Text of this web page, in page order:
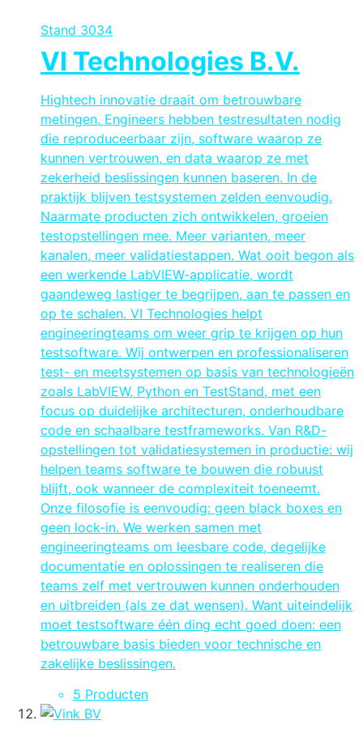
Stand 3034
VI Technologies B.V.
Hightech innovatie draait om betrouwbare
metingen. Engineers hebben testresultaten nodig
die reproduceerbaar zijn, software waarop ze
kunnen vertrouwen, en data waarop ze met
zekerheid beslissingen kunnen baseren. In de
praktijk blijven testsystemen zelden eenvoudig.
Naarmate producten zich ontwikkelen, groeien
testopstellingen mee. Meer varianten, meer
kanalen, meer validatiestappen. Wat ooit begon als
een werkende LabVIEW-applicatie, wordt
gaandeweg lastiger te begrijpen, aan te passen en
op te schalen. VI Technologies helpt
engineeringteams om weer grip te krijgen op hun
testsoftware. Wij ontwerpen en professionaliseren
test- en meetsystemen op basis van technologieën
zoals LabVIEW, Python en TestStand, met een
focus op duidelijke architecturen, onderhoudbare
code en schaalbare testframeworks. Van R&D-
opstellingen tot validatiesystemen in productie: wij
helpen teams software te bouwen die robuust
blijft, ook wanneer de complexiteit toeneemt.
Onze filosofie is eenvoudig: geen black boxes en
geen lock-in. We werken samen met
engineeringteams om leesbare code, degelijke
documentatie en oplossingen te realiseren die
teams zelf met vertrouwen kunnen onderhouden
en uitbreiden (als ze dat wensen). Want uiteindelijk
moet testsoftware één ding echt goed doen: een
betrouwbare basis bieden voor technische en
zakelijke beslissingen.
5 Producten